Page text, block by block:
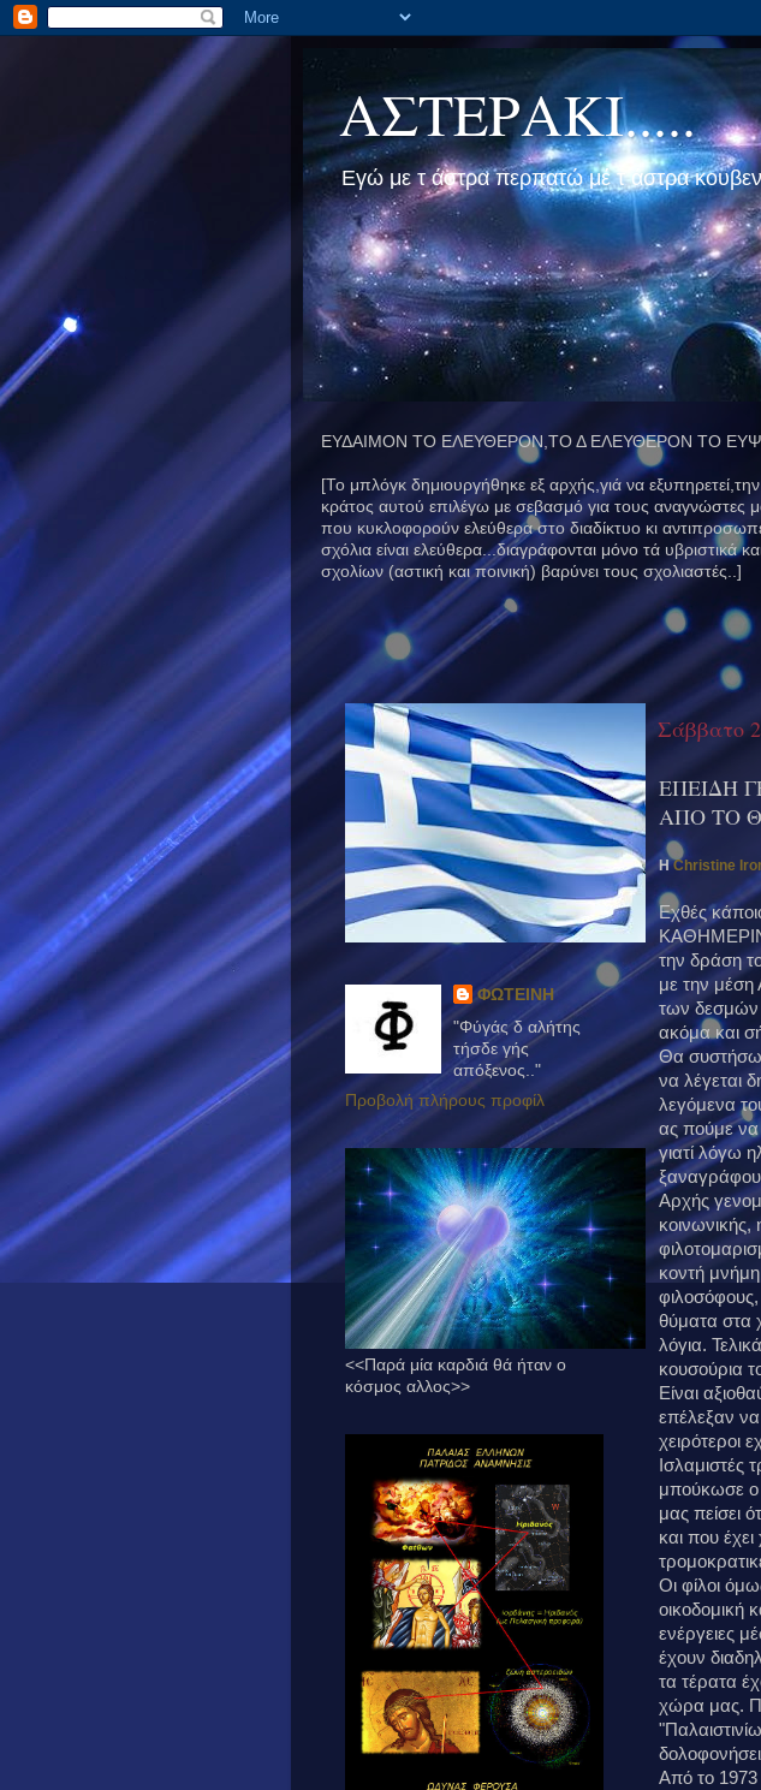
ΑΣΤΕΡΑΚΙ.....
Εγώ με τ άστρα περπατώ μέ τ άστρα
ΕΥΔΑΙΜΟΝ ΤΟ ΕΛΕΥΘΕΡΟΝ,ΤΟ Δ ΕΛΕΥΘΕΡΟΝ ΤΟ
[Το μπλόγκ δημιουργήθηκε εξ αρχής,γιά να
κράτος αυτού επιλέγω με σεβασμό για τους
που κυκλοφορούν ελεύθερα στο διαδίκτυο κι
σχόλια είναι ελεύθερα...διαγράφονται μόνο τά
σχολίων (αστική και ποινική) βαρύνει τους σχολιαστές..]
Σάββατο
ΕΠΕΙΔΗ
ΑΠΟ ΤΟ
ΗChristine
Εχθές
την δράση
με την μέση
των δεσμών
ακόμα και
Θα συστήσω
να λέγεται
λεγόμενα
ας πούμε να
γιατί λόγω
ξαναγράφουν
Αρχής
κοινωνικής,
κοντή
φιλοσόφους,
θύματα στα
λόγια.
κουσούρια
Είναι
επέλεξαν να
χειρότεροι
Ισλαμιστές
μπούκωσε ο
μας πείσει
και που
Οι φίλοι
οικοδομική
ενέργειες
έχουν
τα τέρατα
χώρα μας.
Από το 1973
ΦΩΤΕΙΝΗ
"Φύγάς δ αλήτης
τήσδε γής
απόξενος.."
Προβολή πλήρους προφίλ
<<Παρά μία καρδιά θά ήταν ο
κόσμος αλλος>>